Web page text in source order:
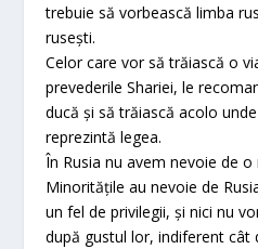
trebuie să vorbească limba
rusești.
Celor care vor să trăiască o
prevederile Shariei, le
ducă și să trăiască acolo
reprezintă legea.
În Rusia nu avem nevoie de
Minoritățile au nevoie de
un fel de privilegii, și nici nu
după gustul lor, indiferent cât